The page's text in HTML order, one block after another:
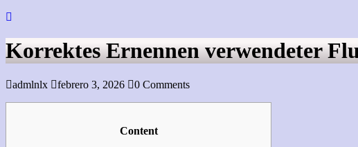
Korrektes Ernennen verwendeter
admlnlx febrero 3, 2026 0 Comments
Content